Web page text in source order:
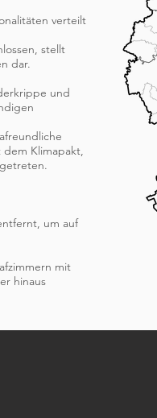
verteilt
stellt
dar.
und
dem Klimapakt,
um auf
mit
hinaus